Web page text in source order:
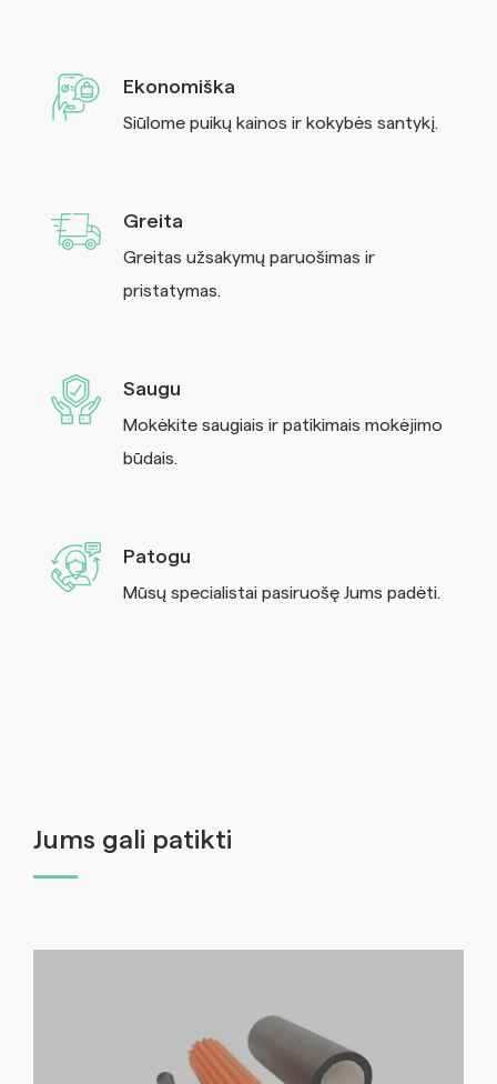
Ekonomiška
Siūlome puikų kainos ir kokybės santykį.
Greita
Greitas užsakymų paruošimas ir
pristatymas.
Saugu
Mokėkite saugiais ir patikimais mokėjimo
būdais.
Patogu
Mūsų specialistai pasiruošę Jums padėti.
Jums gali patikti